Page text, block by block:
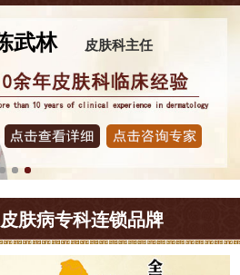
珍 皮肤科主任
肤病专科连锁品牌